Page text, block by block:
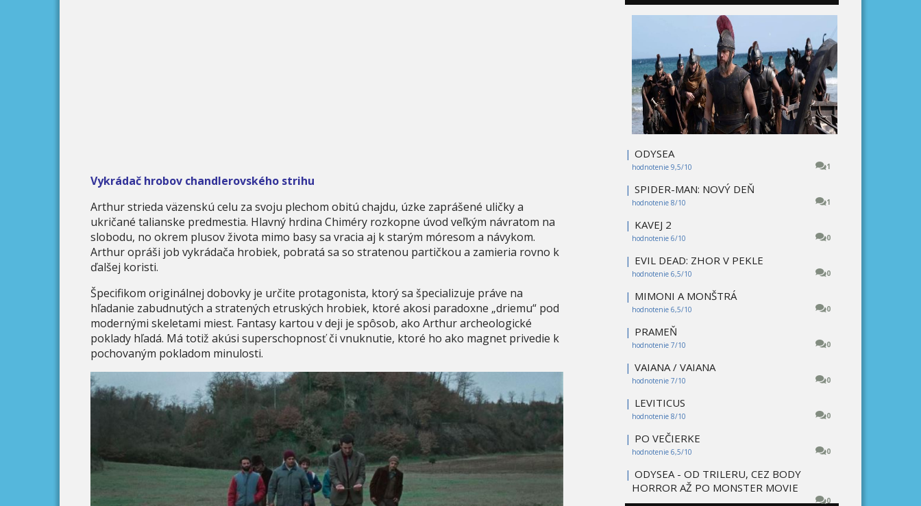
Vykrádač hrobov chandlerovského strihu
Arthur strieda väzenskú celu za svoju plechom obitú chajdu, úzke zaprášené uličky a
ukričané talianske predmestia. Hlavný hrdina Chiméry rozkopne úvod veľkým návratom na
slobodu, no okrem plusov života mimo basy sa vracia aj k starým móresom a návykom.
Arthur opráši job vykrádača hrobiek, pobratá sa so stratenou partičkou a zamieria rovno k
ďalšej koristi.
Špecifikom originálnej dobovky je určite protagonista, ktorý sa špecializuje práve na
hľadanie zabudnutých a stratených etruských hrobiek, ktoré akosi paradoxne „driemu“ pod
modernými skeletami miest. Fantasy kartou v deji je spôsob, ako Arthur archeologické
poklady hľadá. Má totiž akúsi superschopnosť či vnuknutie, ktoré ho ako magnet privedie k
pochovaným pokladom minulosti.
| ODYSEA
1
hodnotenie 9,5/10
| SPIDER-MAN: NOVÝ DEŇ
1
hodnotenie 8/10
| KAVEJ 2
0
hodnotenie 6/10
| EVIL DEAD: ZHOR V PEKLE
0
hodnotenie 6,5/10
| MIMONI A MONŠTRÁ
0
hodnotenie 6,5/10
| PRAMEŇ
0
hodnotenie 7/10
| VAIANA / VAIANA
0
hodnotenie 7/10
| LEVITICUS
0
hodnotenie 8/10
| PO VEČIERKE
0
hodnotenie 6,5/10
| ODYSEA - OD TRILERU, CEZ BODY
HORROR AŽ PO MONSTER MOVIE
0